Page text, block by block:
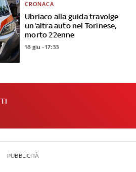
Ubriaco alla guida travolge
un'altra auto nel Torinese,
morto 22enne
CRONACA
18 giu - 17:33
PUBBLICITÀ